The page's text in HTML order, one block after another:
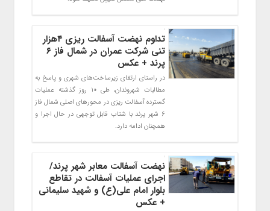
تداوم نهضت آسفالت‌ ریزی ۴هزار
تنی شرکت عمران در شمال فاز ۶
پرند + عکس
در راستای ارتقای زیرساخت‌های شهری و پاسخ به
مطالبات شهروندان، طی ۱۰ روز گذشته عملیات
گسترده آسفالت‌ ریزی در محورهای اصلی شمال فاز
۶ شهر پرند با شتاب قابل توجهی در حال اجرا و
همچنان ادامه دارد.
نهضت آسفالت معابر شهر پرند/
اجرای عملیات آسفالت در تقاطع
بلوار امام علی(ع) و شهید سلیمانی
+ عکس